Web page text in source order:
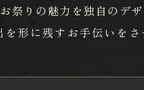
祭りの魅力を独自のデ
形に残すお手伝いをさ